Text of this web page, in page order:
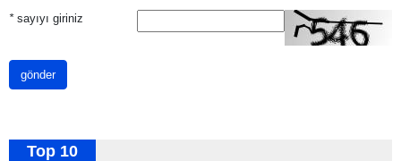
*sayıyı giriniz
gönder
Top 10